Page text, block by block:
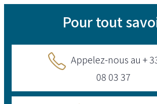
Pour tout
Appelez-nous au +
08 03 37